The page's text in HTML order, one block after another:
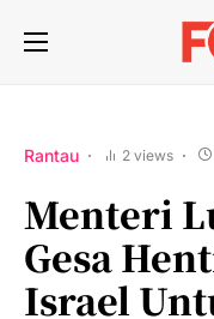
Rantau 2 views
Menteri
Gesa
Israel